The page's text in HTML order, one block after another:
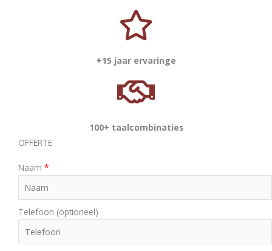
+15 jaar ervaringe
100+ taalcombinaties
OFFERTE
Naam *
Telefoon (optioneel)